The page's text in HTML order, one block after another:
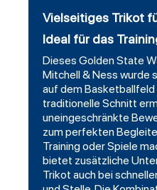
Vielseitiges Trikot
Ideal für das
Dieses Golden State
Mitchell & Ness wurde
auf dem Basketballfeld
traditionelle Schnitt
uneingeschränkte
zum perfekten
Training oder Spiele
bietet zusätzliche
Trikot auch bei